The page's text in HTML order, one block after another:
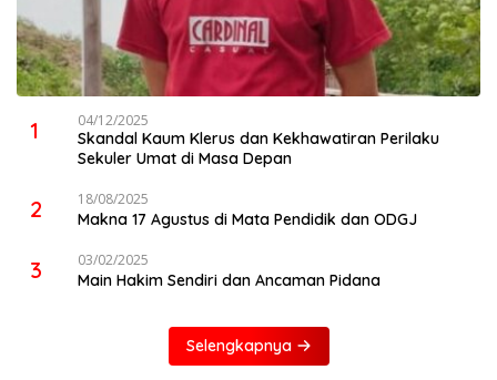
1 04/12/2025
Skandal Kaum Klerus dan Kekhawatiran Perilaku
Sekuler Umat di Masa Depan
2 18/08/2025
Makna 17 Agustus di Mata Pendidik dan ODGJ
3 03/02/2025
Main Hakim Sendiri dan Ancaman Pidana
Selengkapnya